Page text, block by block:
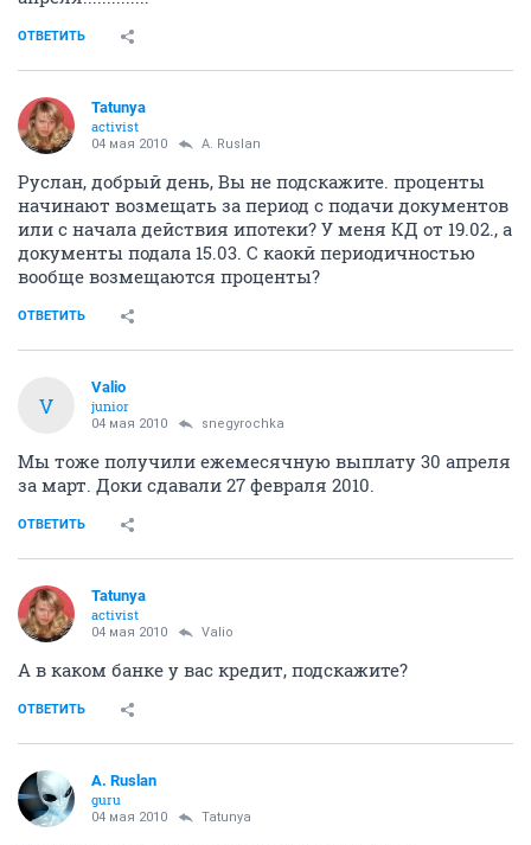
ОТВЕТИТЬ
Tatunya
activist
04 мая 2010 A. Ruslan
Руслан, добрый день, Вы не подскажите. проценты
начинают возмещать за период с подачи документов
или с начала действия ипотеки? У меня КД от 19.02., а
документы подала 15.03. С каокй периодичностью
вообще возмещаются проценты?
ОТВЕТИТЬ
V
Valio
junior
04 мая 2010 snegyrochka
Мы тоже получили ежемесячную выплату 30 апреля
за март. Доки сдавали 27 февраля 2010.
ОТВЕТИТЬ
Tatunya
activist
04 мая 2010 Valio
А в каком банке у вас кредит, подскажите?
ОТВЕТИТЬ
A. Ruslan
guru
04 мая 2010 Tatunya